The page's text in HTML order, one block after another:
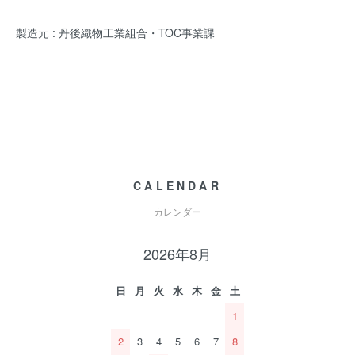
製造元 : 丹後織物工業組合・TOC事業課
CALENDAR
カレンダー
2026年8月
日 月 火 水 木 金
土
1
2
3 4 5 6 7 8